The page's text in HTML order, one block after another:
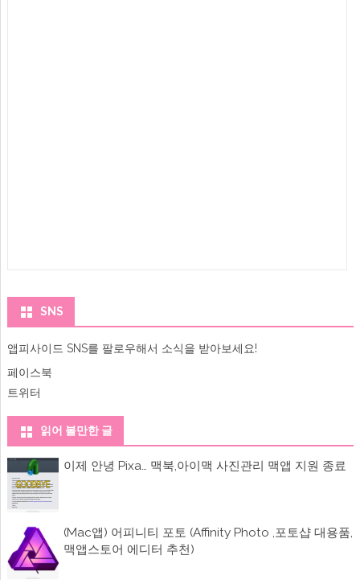
SNS
앱피사이드 SNS를 팔로우해서 소식을 받아보세요!
페이스북
트위터
읽어 볼만한 글
이제 안녕 Pixa… 맥북,아이맥 사진관리 맥앱 지원 종료
(Mac앱) 어피니티 포토 (Affinity Photo ,포토샵 대용품,
맥앱스토어 에디터 추천)